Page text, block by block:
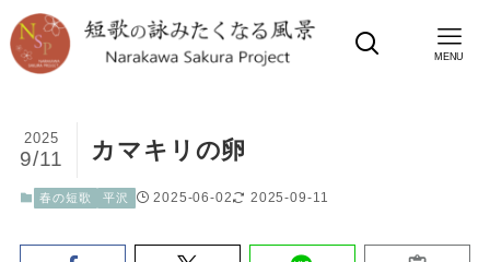
MENU
カマキリの卵
2025
9/11
春の短歌 平沢 2025-06-02 2025-09-11